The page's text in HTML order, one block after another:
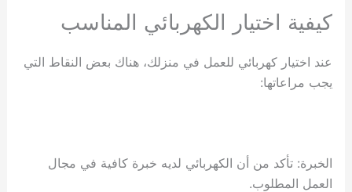
كيفية اختيار الكهربائي المناسب
عند اختيار كهربائي للعمل في منزلك، هناك بعض النقاط التي
يجب مراعاتها:
الخبرة: تأكد من أن الكهربائي لديه خبرة كافية في مجال
العمل المطلوب.